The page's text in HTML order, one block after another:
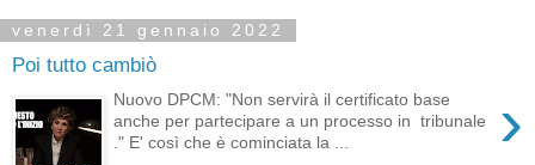
venerdì 21 gennaio 2022
Poi tutto cambiò
›
Nuovo DPCM: "Non servirà il certificato base
anche per partecipare a un processo in tribunale
." E' così che è cominciata la ...